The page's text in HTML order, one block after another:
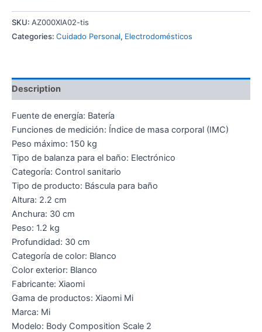
SKU: AZ000XIA02-tis
Categories: Cuidado Personal, Electrodomésticos
Description
Fuente de energía: Batería
Funciones de medición: Índice de masa corporal (IMC)
Peso máximo: 150 kg
Tipo de balanza para el baño: Electrónico
Categoría: Control sanitario
Tipo de producto: Báscula para baño
Altura: 2.2 cm
Anchura: 30 cm
Peso: 1.2 kg
Profundidad: 30 cm
Categoría de color: Blanco
Color exterior: Blanco
Fabricante: Xiaomi
Gama de productos: Xiaomi Mi
Marca: Mi
Modelo: Body Composition Scale 2